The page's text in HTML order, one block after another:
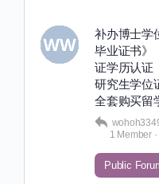
补办博士学
毕业证书》
证学历认证
研究生学位
全套购买留
1 Member ·
Public